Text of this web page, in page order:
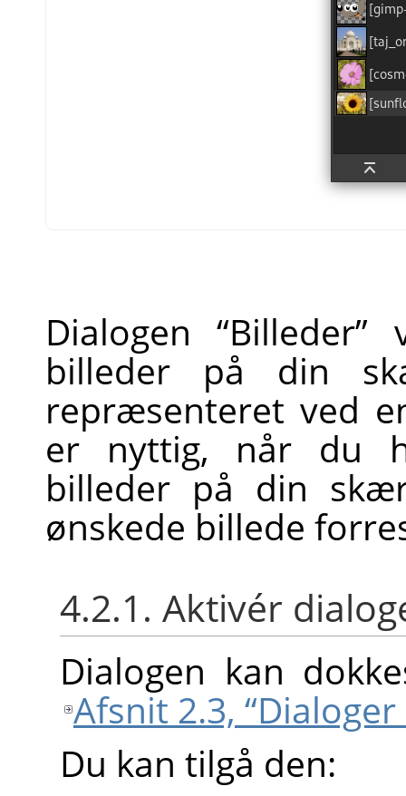
Dialogen“Billeder”
billeder på din
repræsenteret ved
er nyttig, når du
billeder på din
ønskede billede
4.2.1. Aktivér
Dialogen kan
Afsnit 2.3,
Du kan tilgå den: